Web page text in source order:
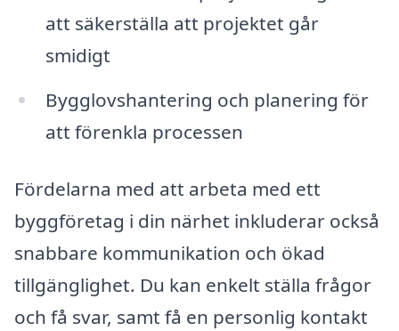
att säkerställa att projektet går
smidigt
Bygglovshantering och planering för
att förenkla processen
Fördelarna med att arbeta med ett
byggföretag i din närhet inkluderar också
snabbare kommunikation och ökad
tillgänglighet. Du kan enkelt ställa frågor
och få svar, samt få en personlig kontakt